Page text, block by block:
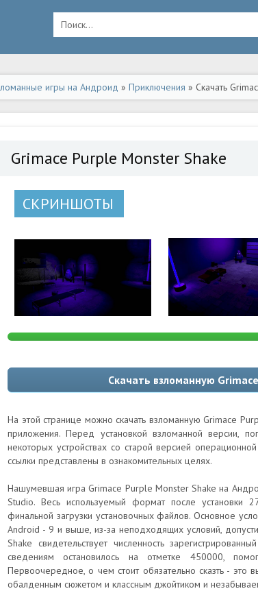
игры на Андроид » Приключения » Скачать
Grimace Purple Monster Shake
СКРИНШОТЫ
Скачать взломанную
На этой странице можно скачать взломанную Grimace
приложения. Перед установкой взломанной версии,
некоторых устройствах со старой версией
ссылки представлены в ознакомительных целях.
Нашумевшая игра Grimace Purple Monster Shake на
Studio. Весь используемый формат после установки
финальной загрузки установочных файлов. Основное
Android - 9 и выше, из-за неподходящих условий,
Shake свидетельствует численность
сведениям остановилось на отметке 450000,
Первоочередное, о чем стоит обязательно сказть -
обалденным сюжетом и классным джойтиком и